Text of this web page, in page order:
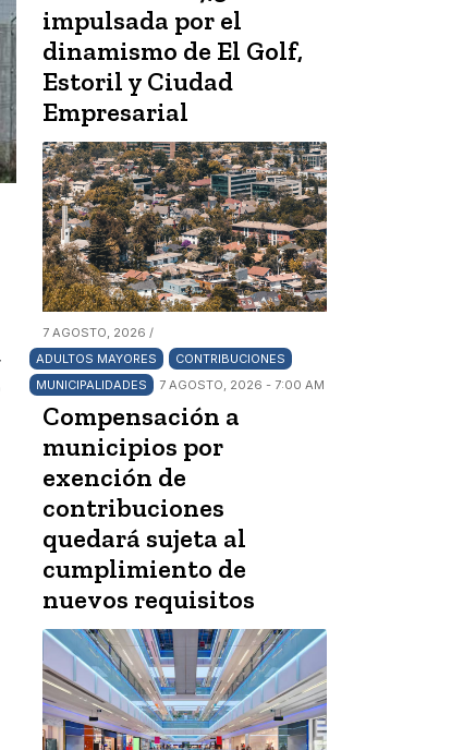
impulsada por el
dinamismo de El Golf,
Estoril y Ciudad
Empresarial
7 AGOSTO, 2026 /
ADULTOS MAYORES
CONTRIBUCIONES
MUNICIPALIDADES
7 AGOSTO, 2026 - 7:00 AM
Compensación a
municipios por
exención de
contribuciones
quedará sujeta al
cumplimiento de
nuevos requisitos